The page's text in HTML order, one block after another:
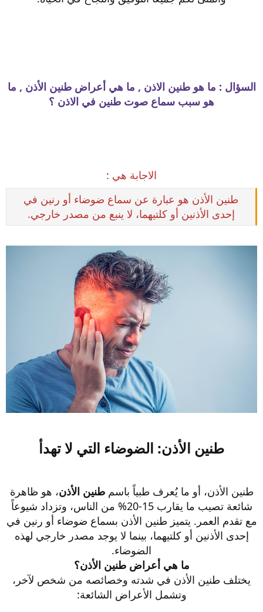
السؤال : ما هو طنين الاذن , ما هي أعراض طنين الأذن , ما
هو سبب سماع صوت طنين في الاذن ؟
الاجابة هي :
طنين الأذن هو عبارة عن سماع ضوضاء أو رنين في
إحدى الأذنين أو كلتيهما، لا ينبع من مصدر خارجي.
طنين الأذن: الضوضاء التي لا تهدأ​
طنين الأذن، أو ما يُعرف طبياً باسمطنين الأذن، هو ظاهرة
شائعة تصيب ما يقارب 15-20% من الناس، وتزداد شيوعاً
مع تقدم العمر. يتميز طنين الأذن بسماع ضوضاء أو رنين في
إحدى الأذنين أو كلتيهما، بينما لا يوجد مصدر خارجي لهذه
الضوضاء.
ما هي أعراض طنين الأذن؟
يختلف طنين الأذن في شدته وخصائصه من شخص لآخر،
وتشمل الأعراض الشائعة:​